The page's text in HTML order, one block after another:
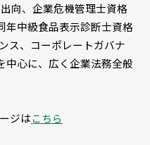
向、企業危機管理士資格
年中級食品表示診断士資格
ス、コーポレートガバナ
中心に、広く企業法務全般
ジはこちら